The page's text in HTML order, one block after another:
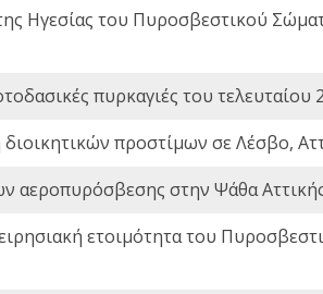
Ηγεσίας του Πυροσβεστικού
πυρκαγιές του
διοικητικών προστίμων σε Λέσβο,
αεροπυρόσβεσης στην Ψάθα
ετοιμότητα του